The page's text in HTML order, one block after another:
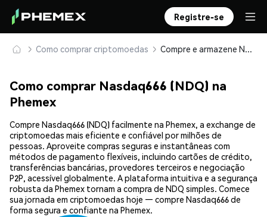
Registre-se
Como comprar criptomoedas Compre e armazene Nasdaq666 (NDQ) com segurança
Como comprar Nasdaq666 (NDQ) na
Phemex
Compre Nasdaq666 (NDQ) facilmente na Phemex, a exchange de
criptomoedas mais eficiente e confiável por milhões de
pessoas. Aproveite compras seguras e instantâneas com
métodos de pagamento flexíveis, incluindo cartões de crédito,
transferências bancárias, provedores terceiros e negociação
P2P, acessível globalmente. A plataforma intuitiva e a segurança
robusta da Phemex tornam a compra de NDQ simples. Comece
sua jornada em criptomoedas hoje — compre Nasdaq666 de
forma segura e confiante na Phemex.